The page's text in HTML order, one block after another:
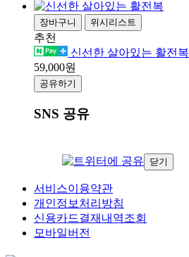
장바구니 위시리스트
추천
신선한 살아있는 활전복
59,000원
공유하기
SNS 공유
닫기
서비스이용약관
개인정보처리방침
신용카드결재내역조회
모바일버전